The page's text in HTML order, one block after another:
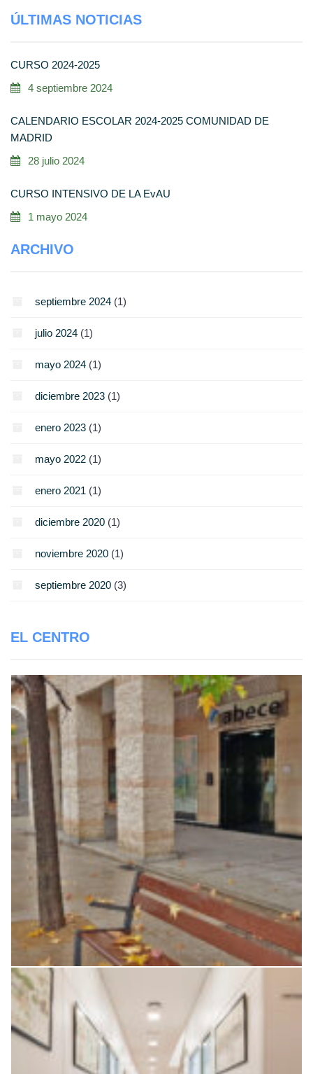
ÚLTIMAS NOTICIAS
CURSO 2024-2025
4 septiembre 2024
CALENDARIO ESCOLAR 2024-2025 COMUNIDAD DE
MADRID
28 julio 2024
CURSO INTENSIVO DE LA EvAU
1 mayo 2024
ARCHIVO
septiembre 2024 (1)
julio 2024 (1)
mayo 2024 (1)
diciembre 2023 (1)
enero 2023 (1)
mayo 2022 (1)
enero 2021 (1)
diciembre 2020 (1)
noviembre 2020 (1)
septiembre 2020 (3)
EL CENTRO